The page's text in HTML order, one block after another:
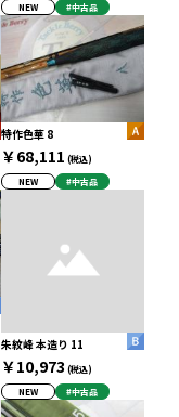
NEW
#中古品
特作色華 8
￥68,111 (税込)
NEW
#中古品
朱紋峰 本造り 11
￥10,973 (税込)
NEW
#中古品